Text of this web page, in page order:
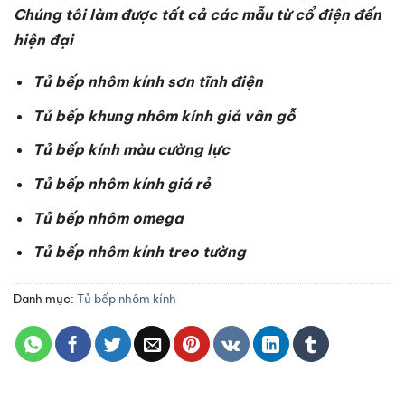
Chúng tôi làm được tất cả các mẫu từ cổ điện đến
hiện đại
Tủ bếp nhôm kính sơn tĩnh điện
Tủ bếp khung nhôm kính giả vân gỗ
Tủ bếp kính màu cường lực
Tủ bếp nhôm kính giá rẻ
Tủ bếp nhôm omega
Tủ bếp nhôm kính treo tường
Danh mục: Tủ bếp nhôm kính